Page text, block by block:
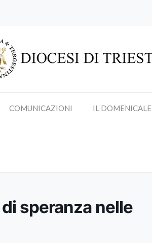
COMUNICAZIONI IL DOMENICALE
speranza nelle